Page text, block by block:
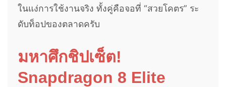
ในแง่การใช้งานจริง ทั้งคู่คือจอที่ “สวยโคตร” ระ
ดับท็อปของตลาดครับ
มหาศึกชิปเซ็ต!
Snapdragon 8 Elite